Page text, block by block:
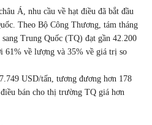
Á, nhu cầu về hạt điều đã bắt đầu
Theo Bộ Công Thương, tám tháng
Trung Quốc (TQ) đạt gần 42.200
61% về lượng và 35% về giá trị so
USD/tấn, tương đương hơn 178
bán cho thị trường TQ giá hơn